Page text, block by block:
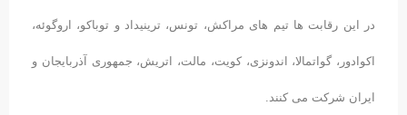
در این رقابت ها تیم های مراکش، تونس، ترینیداد و توباکو، اروگوئه،
اکوادور، گواتمالا، اندونزی، کویت، مالت، اتریش، جمهوری آذربایجان و
ایران شرکت می کنند.